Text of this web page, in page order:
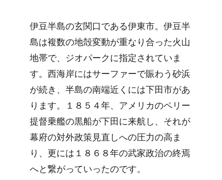
伊豆半島の玄関口である伊東市。伊豆半
島は複数の地殻変動が重なり合った火山
地帯で、ジオパークに指定されていま
す。西海岸にはサーファーで賑わう砂浜
が続き、半島の南端近くには下田市があ
ります。１８５４年、アメリカのペリー
提督乗艦の黒船が下田に来航し、それが
幕府の対外政策見直しへの圧力の高ま
り、更には１８６８年の武家政治の終焉
へと繋がっていったのです。